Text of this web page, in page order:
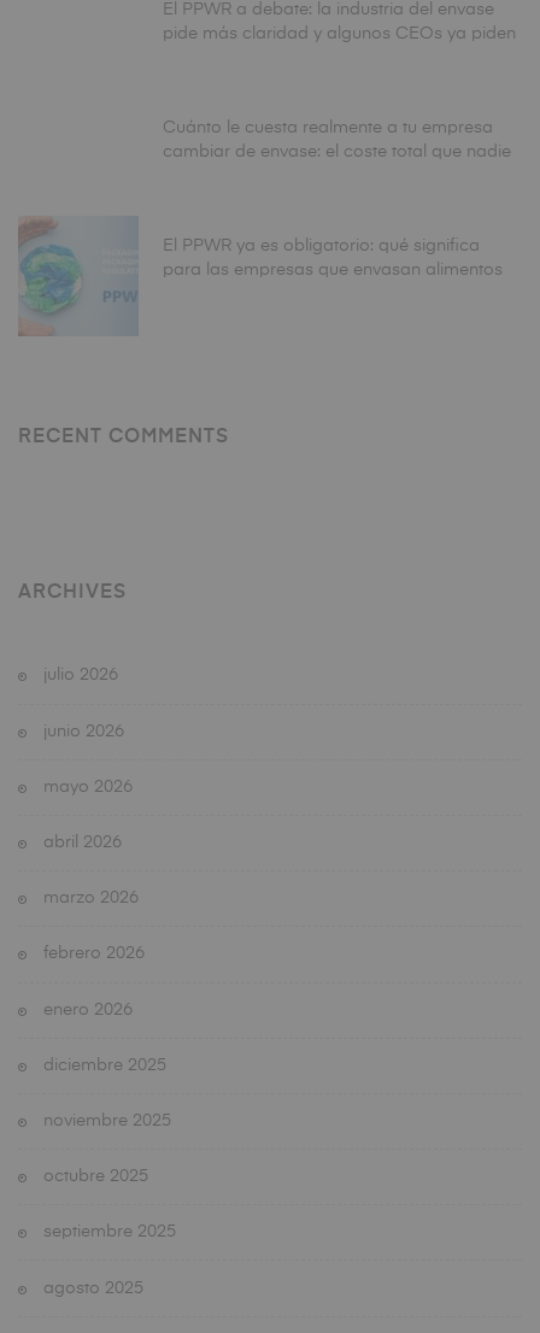
El PPWR a debate: la industria del envase
pide más claridad y algunos CEOs ya piden
Cuánto le cuesta realmente a tu empresa
cambiar de envase: el coste total que nadie
El PPWR ya es obligatorio: qué significa
para las empresas que envasan alimentos
RECENT COMMENTS
ARCHIVES
julio 2026
junio 2026
mayo 2026
abril 2026
marzo 2026
febrero 2026
enero 2026
diciembre 2025
noviembre 2025
octubre 2025
septiembre 2025
agosto 2025